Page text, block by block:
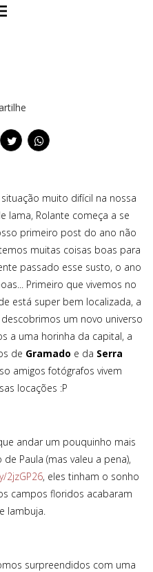
muito difícil na nossa
lama, Rolante começa a se
primeiro post do ano não
muitas coisas boas para
passado esse susto, o ano
Primeiro que vivemos no
está super bem localizada, a
um novo universo
a uma horinha da capital, a
de Gramado e da Serra
amigos fotógrafos vivem
locações :P
andar um pouquinho mais
Paula (mas valeu a pena),
2jzGP26, eles tinham o sonho
campos floridos acabaram
lambuja.
surpreendidos com uma